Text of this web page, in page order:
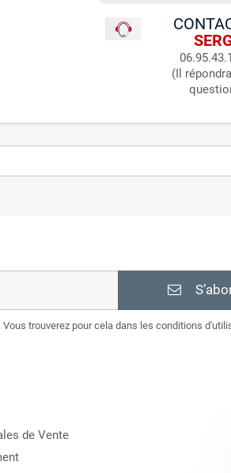
(Il
trouverez pour cela dans les conditions
de Vente